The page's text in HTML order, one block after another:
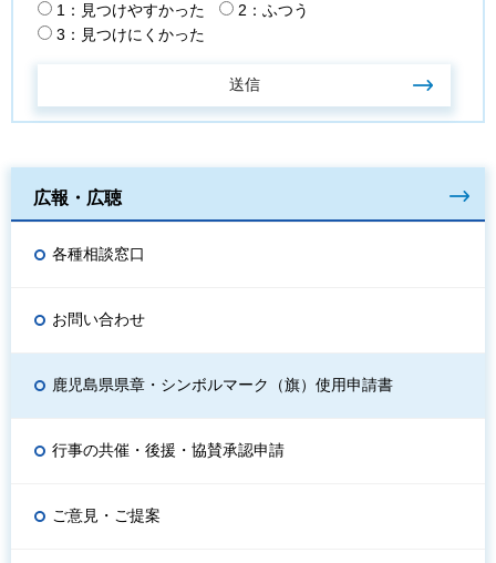
1：見つけやすかった
2：ふつう
3：見つけにくかった
広報・広聴
各種相談窓口
お問い合わせ
鹿児島県県章・シンボルマーク（旗）使用申請書
行事の共催・後援・協賛承認申請
ご意見・ご提案